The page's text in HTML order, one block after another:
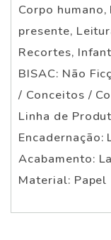
Corpo
presente,
Recortes,
BISAC: Não
/ Conceitos /
Linha de
Encadernação:
Acabamento:
Material: Papel